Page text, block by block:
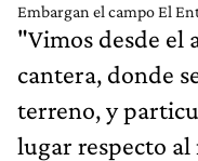
Embargan el campo El
"Vimos desde el
cantera, donde
terreno, y
lugar respecto al